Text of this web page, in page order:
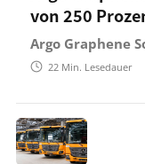
von 250
Argo Graphene
22 Min. Lesedauer